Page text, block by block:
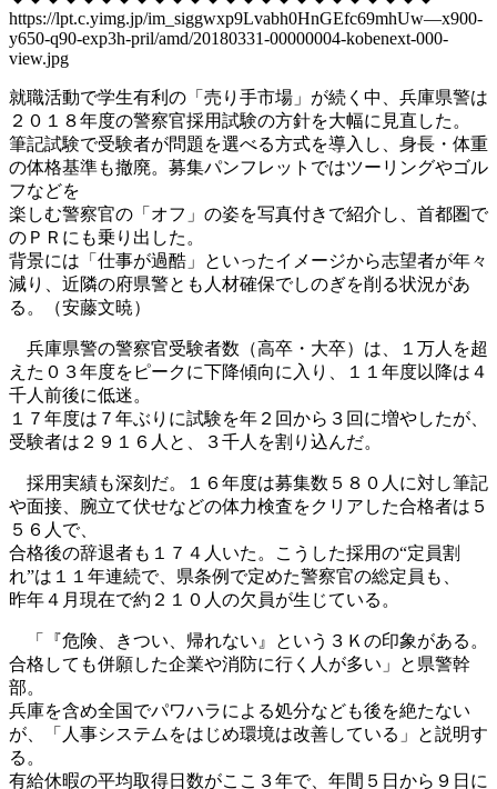
https://lpt.c.yimg.jp/im_siggwxp9Lvabh0HnGEfc69mhUw—x900-
y650-q90-exp3h-pril/amd/20180331-00000004-kobenext-000-
view.jpg
就職活動で学生有利の「売り手市場」が続く中、兵庫県警は
２０１８年度の警察官採用試験の方針を大幅に見直した。
筆記試験で受験者が問題を選べる方式を導入し、身長・体重
の体格基準も撤廃。募集パンフレットではツーリングやゴル
フなどを
楽しむ警察官の「オフ」の姿を写真付きで紹介し、首都圏で
のＰＲにも乗り出した。
背景には「仕事が過酷」といったイメージから志望者が年々
減り、近隣の府県警とも人材確保でしのぎを削る状況があ
る。（安藤文暁）
兵庫県警の警察官受験者数（高卒・大卒）は、１万人を超
えた０３年度をピークに下降傾向に入り、１１年度以降は４
千人前後に低迷。
１７年度は７年ぶりに試験を年２回から３回に増やしたが、
受験者は２９１６人と、３千人を割り込んだ。
採用実績も深刻だ。１６年度は募集数５８０人に対し筆記
や面接、腕立て伏せなどの体力検査をクリアした合格者は５
５６人で、
合格後の辞退者も１７４人いた。こうした採用の“定員割
れ”は１１年連続で、県条例で定めた警察官の総定員も、
昨年４月現在で約２１０人の欠員が生じている。
「『危険、きつい、帰れない』という３Ｋの印象がある。
合格しても併願した企業や消防に行く人が多い」と県警幹
部。
兵庫を含め全国でパワハラによる処分なども後を絶たない
が、「人事システムをはじめ環境は改善している」と説明す
る。
有給休暇の平均取得日数がここ３年で、年間５日から９日に